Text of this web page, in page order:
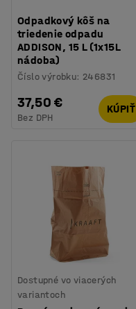
Odpadkový kôš na
triedenie odpadu
ADDISON, 15 L (1x15L
nádoba)
Číslo výrobku: 246831
37,50 €
Bez DPH
KÚPIŤ
Dostupné vo viacerých
variantoch